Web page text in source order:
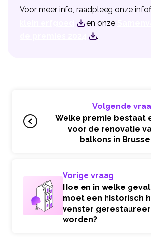
Voor meer info, raadpleeg onze
en onze
.
Volgende
Welke premie bestaat
voor de renovatie
balkons in
Vorige vraag
Hoe en in welke
moet een historisch
venster
worden?